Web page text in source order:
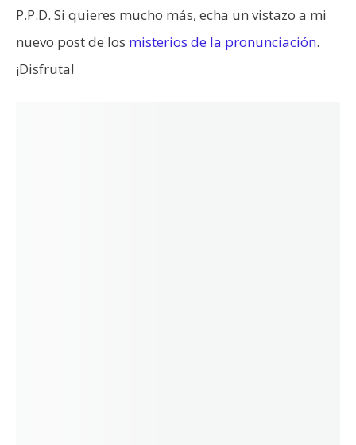
P.P.D. Si quieres mucho más, echa un vistazo a mi
nuevo post de los misterios de la pronunciación.
¡Disfruta!